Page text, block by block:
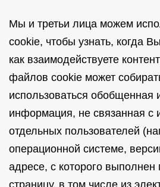
Мы и третьи лица можем
cookie, чтобы узнать, когда
как взаимодействуете
файлов cookie может
использоваться обобщенная
информация, не связанная с
отдельных пользователей
операционной системе,
адресе, с которого
страницу, в том числе из